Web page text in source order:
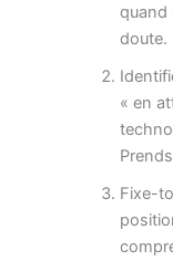
quand
doute.
« en
Fixe-